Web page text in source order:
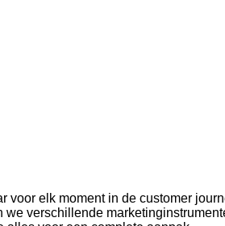
elk moment in de customer
verschillende